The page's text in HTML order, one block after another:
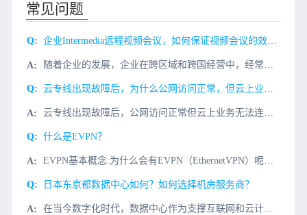
常见问题
企业Intermedia远程视频会议，如何保证视频会议的效果和话音的品质?
随着企业的发展，企业在跨区域和跨国经营中，经常需要Intermedia视频会议来解决企业内部遇到的问题，比如：1、定期的内部会议;2、商务谈判;3、项目进程与探讨等而Intermedia远程视频会议，
云专线出现故障后，为什么公网访问正常，但云上业务却无法连接？
云专线出现故障后，公网访问正常但云上业务无法连接，这个现象在运维工作中很常见。根本原因在于公网和专线走的是两条完全独立的网络路径，它们的路由表、网关设备和访问控制策略都是隔离的。专线断了，只影响专线这
什么是EVPN？
EVPN基本概念:为什么会有EVPN（EthernetVPN）呢？最初的VXLAN方案（RFC7348）中没有定义控制平面，是手工配置VXLAN隧道，然后通过流量泛洪的方式进行主机地址的学习。这种方式
日本东京都数据中心如何？如何选择机房服务商？
在当今数字化时代，数据中心作为支撑互联网和云计算的基础设施，其重要性不言而喻。日本东京都及其周边地区，尤其是千叶县印西市，已经成为数据中心的集聚地，吸引了全球众多IT巨头的目光。小编今天和大家聊一下，